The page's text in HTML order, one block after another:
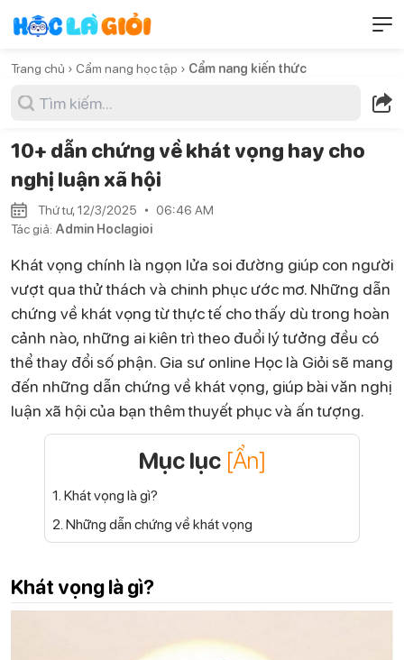
Trang chủ › Cẩm nang học tập › Cẩm nang kiến thức
10+ dẫn chứng về khát vọng hay cho
nghị luận xã hội
Thứ tư, 12/3/2025
06:46 AM
Tác giả: Admin Hoclagioi
Khát vọng chính là ngọn lửa soi đường giúp con người
vượt qua thử thách và chinh phục ước mơ. Những dẫn
chứng về khát vọng từ thực tế cho thấy dù trong hoàn
cảnh nào, những ai kiên trì theo đuổi lý tưởng đều có
thể thay đổi số phận. Gia sư online Học là Giỏi sẽ mang
đến những dẫn chứng về khát vọng, giúp bài văn nghị
luận xã hội của bạn thêm thuyết phục và ấn tượng.
Mục lục [Ẩn]
1. Khát vọng là gì?
2. Những dẫn chứng về khát vọng
Khát vọng là gì?